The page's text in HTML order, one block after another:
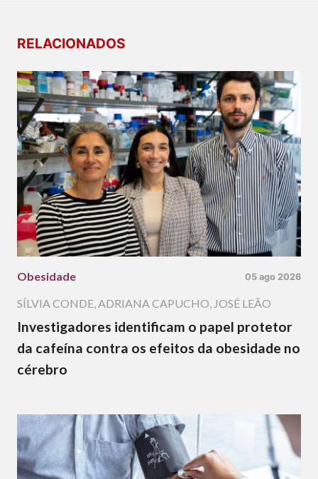
RELACIONADOS
Obesidade 05 ago 2026
SÍLVIA CONDE,ADRIANA CAPUCHO, JOSÉ LEÃO
Investigadores identificam o papel protetor
da cafeína contra os efeitos da obesidade no
cérebro